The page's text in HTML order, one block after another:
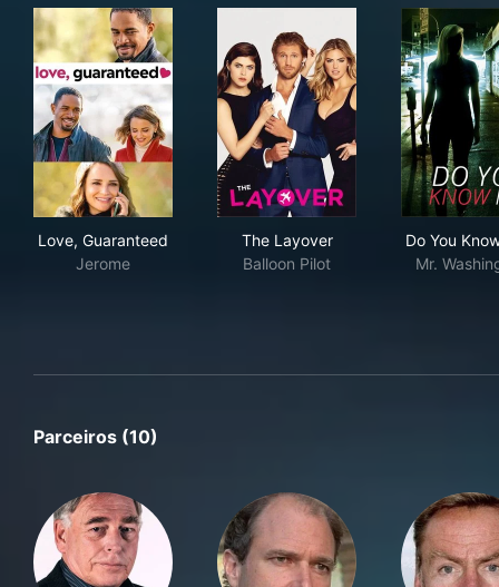
Love, Guaranteed
Jerome
The Layover
Balloon Pilot
Do You
Mr.
Parceiros (10)